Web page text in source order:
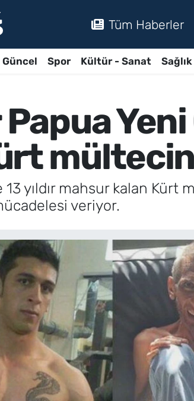
Tüm Haberler
Güncel Spor Kültür - Sanat Sağlık
Papua
yıldır mahsur kalan Kürt
veriyor.